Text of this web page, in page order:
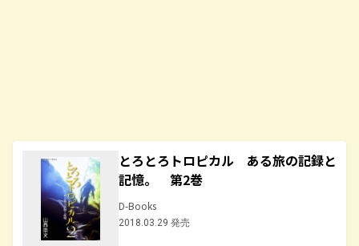
とろとろトロピカル ある旅の記録と
記憶。 第2巻
D-Books
2018.03.29 発売